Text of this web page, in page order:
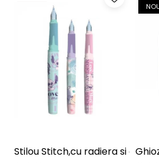
Stilou Stitch,cu radiera si